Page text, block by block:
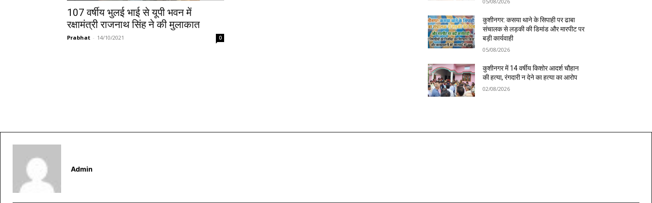
107 वर्षीय भुलई भाई से यूपी भवन में
रक्षामंत्री राजनाथ सिंह ने की मुलाकात
Prabhat - 14/10/2021 0
कुशीनगर: कसया थाने के सिपाही पर ढाबा
संचालक से लड़की की डिमांड और मारपीट पर
बड़ी कार्यवाही
05/08/2026
कुशीनगर में 14 वर्षीय किशोर आदर्श चौहान
की हत्या, रंगदारी न देने का हत्या का आरोप
02/08/2026
Admin